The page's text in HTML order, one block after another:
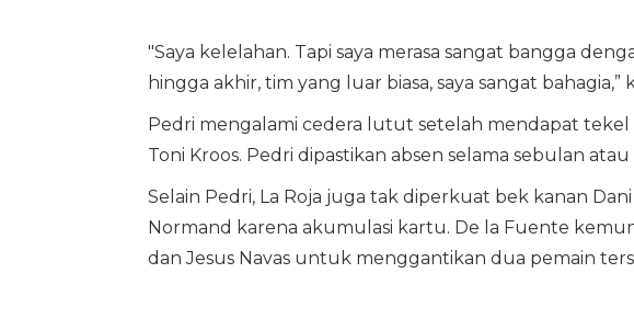
"Saya kelelahan. Tapi saya merasa sangat bangga
hingga akhir, tim yang luar biasa, saya sangat bahagia,”
Pedri mengalami cedera lutut setelah mendapat
Toni Kroos. Pedri dipastikan absen selama sebulan
Selain Pedri, La Roja juga tak diperkuat bek kanan
Normand karena akumulasi kartu. De la Fuente
dan Jesus Navas untuk menggantikan dua pemain